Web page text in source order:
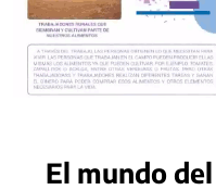
El mundo